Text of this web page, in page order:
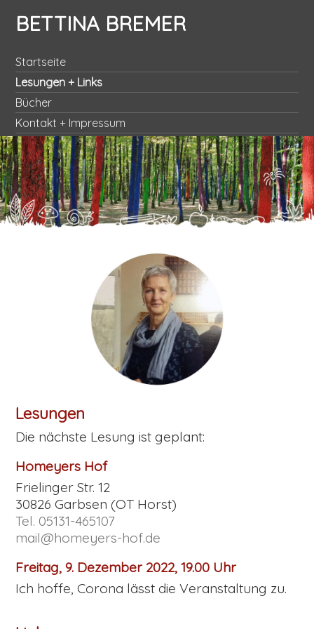
BETTINA BREMER
Startseite
Lesungen + Links
Bücher
Kontakt + Impressum
Lesungen
Die nächste Lesung ist geplant:
Homeyers Hof
Frielinger Str. 12
30826 Garbsen (OT Horst)
Tel. 05131-465107
mail@homeyers-hof.de
Freitag, 9. Dezember 2022, 19.00 Uhr
Ich hoffe, Corona lässt die Veranstaltung zu.